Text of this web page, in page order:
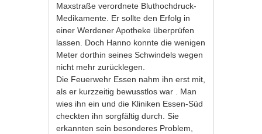
Maxstraße verordnete Bluthochdruck-
Medikamente. Er sollte den Erfolg in
einer Werdener Apotheke überprüfen
lassen. Doch Hanno konnte die wenigen
Meter dorthin seines Schwindels wegen
nicht mehr zurücklegen.
Die Feuerwehr Essen nahm ihn erst mit,
als er kurzzeitig bewusstlos war . Man
wies ihn ein und die Kliniken Essen-Süd
checkten ihn sorgfältig durch. Sie
erkannten sein besonderes Problem,